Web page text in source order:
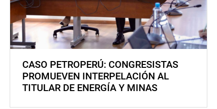
CASO PETROPERÚ: CONGRESISTAS
PROMUEVEN INTERPELACIÓN AL
TITULAR DE ENERGÍA Y MINAS